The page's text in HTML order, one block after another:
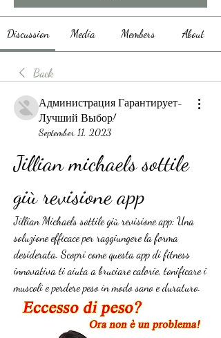
Discussion Media Members About
Back
Администрация Гарантирует-
Лучший Выбор!
September 11, 2023
Jillian michaels sottile
giù revisione app
Jillian Michaels sottile giù revisione app: Una
soluzione efficace per raggiungere la forma
desiderata. Scopri come questa app di fitness
innovativa ti aiuta a bruciare calorie, tonificare i
muscoli e perdere peso in modo sano e duraturo.